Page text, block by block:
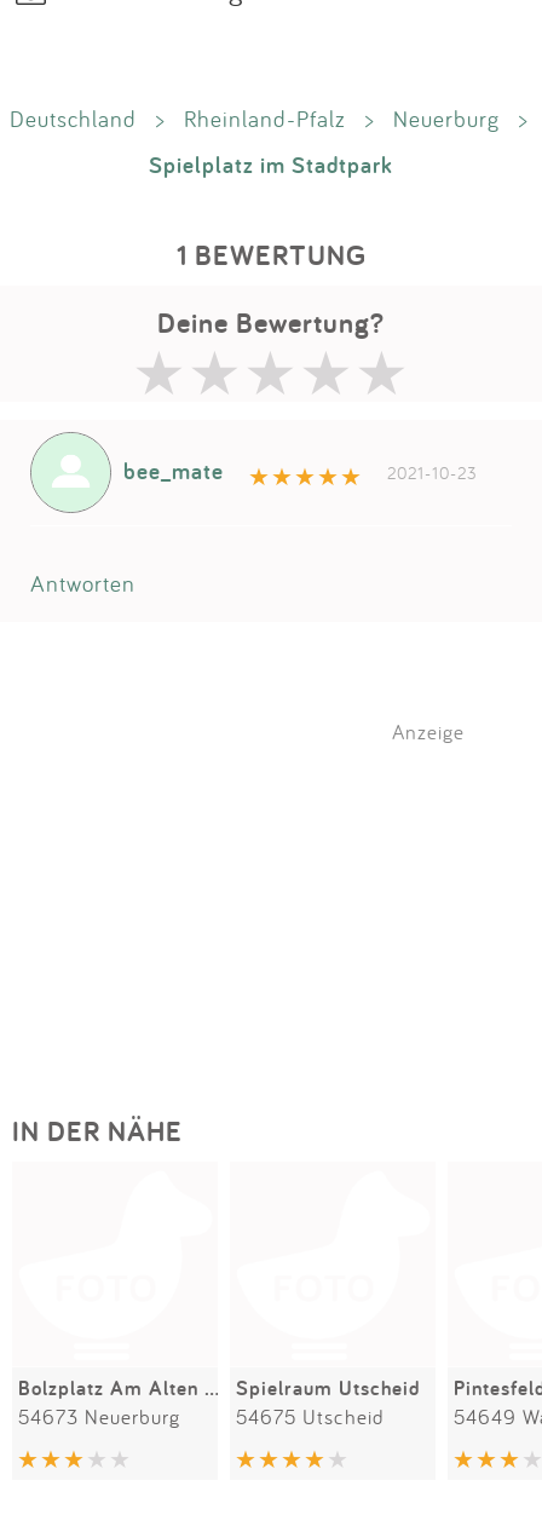
Deutschland > Rheinland-Pfalz > Neuerburg >
Spielplatz im Stadtpark
1 BEWERTUNG
Deine Bewertung?
bee_mate 2021-10-23
Antworten
Anzeige
IN DER NÄHE
Bolzplatz Am Alten Friedhof
54673 Neuerburg
Spielraum Utscheid
54675 Utscheid 54649